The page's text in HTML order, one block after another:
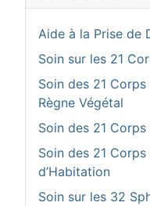
Aide à la Prise de
Soin sur les 21
Soin des 21
Règne Végétal
Soin des 21
Soin des 21
d’Habitation
Soin sur les 32